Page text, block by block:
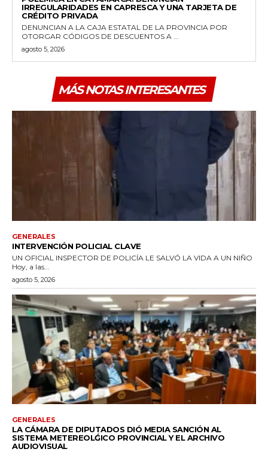
IRREGULARIDADES EN CAPRESCA Y UNA TARJETA DE
CRÉDITO PRIVADA
DENUNCIAN A LA CAJA ESTATAL DE LA PROVINCIA POR
OTORGAR CÓDIGOS DE DESCUENTOS A ...
agosto 5, 2026
MÁS NOTAS INTERESANTES
GENERALES
INTERVENCIÓN POLICIAL CLAVE
UN OFICIAL INSPECTOR DE POLICÍA LE SALVÓ LA VIDA A UN NIÑO
Hoy, a las...
agosto 5, 2026
GENERALES
LA CÁMARA DE DIPUTADOS DIÓ MEDIA SANCIÓN AL
SISTEMA METEREOLǴICO PROVINCIAL Y EL ARCHIVO
AUDIOVISUAL